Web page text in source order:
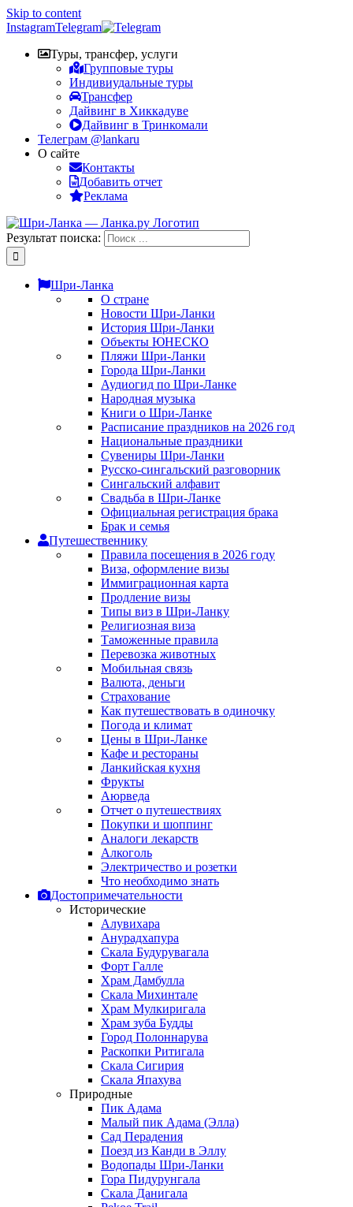
Skip to content
InstagramTelegram
Туры, трансфер, услуги
Групповые туры
Индивиудальные туры
Трансфер
Дайвинг в Хиккадуве
Дайвинг в Тринкомали
Телеграм @lankaru
О сайте
Контакты
Добавить отчет
Реклама
Результат поиска:
Шри-Ланка
О стране
Новости Шри-Ланки
История Шри-Ланки
Объекты ЮНЕСКО
Пляжи Шри-Ланки
Города Шри-Ланки
Аудиогид по Шри-Ланке
Народная музыка
Книги о Шри-Ланке
Расписание праздников на 2026 год
Национальные праздники
Сувениры Шри-Ланки
Русско-сингальский разговорник
Сингальский алфавит
Свадьба в Шри-Ланке
Официальная регистрация брака
Брак и семья
Путешественнику
Правила посещения в 2026 году
Виза, оформление визы
Иммиграционная карта
Продление визы
Типы виз в Шри-Ланку
Религиозная виза
Таможенные правила
Перевозка животных
Мобильная связь
Валюта, деньги
Страхование
Как путешествовать в одиночку
Погода и климат
Цены в Шри-Ланке
Кафе и рестораны
Ланкийская кухня
Фрукты
Аюрведа
Отчет о путешествиях
Покупки и шоппинг
Аналоги лекарств
Алкоголь
Электричество и розетки
Что необходимо знать
Достопримечательности
Исторические
Алувихара
Анурадхапура
Скала Будурувагала
Форт Галле
Храм Дамбулла
Скала Михинтале
Храм Мулкиригала
Храм зуба Будды
Город Полоннарува
Раскопки Ритигала
Скала Сигирия
Скала Япахува
Природные
Пик Адама
Малый пик Адама (Элла)
Сад Перадения
Поезд из Канди в Эллу
Водопады Шри-Ланки
Гора Пидурунгала
Скала Данигала